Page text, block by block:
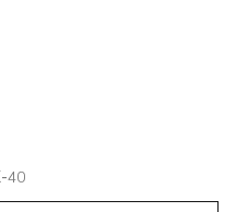
40